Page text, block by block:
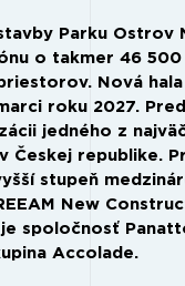
Parku Ostrov
o takmer 46 500
Nová hala
roku 2027.
jedného z
Českej republike.
stupeň
New
spoločnosť
Accolade.